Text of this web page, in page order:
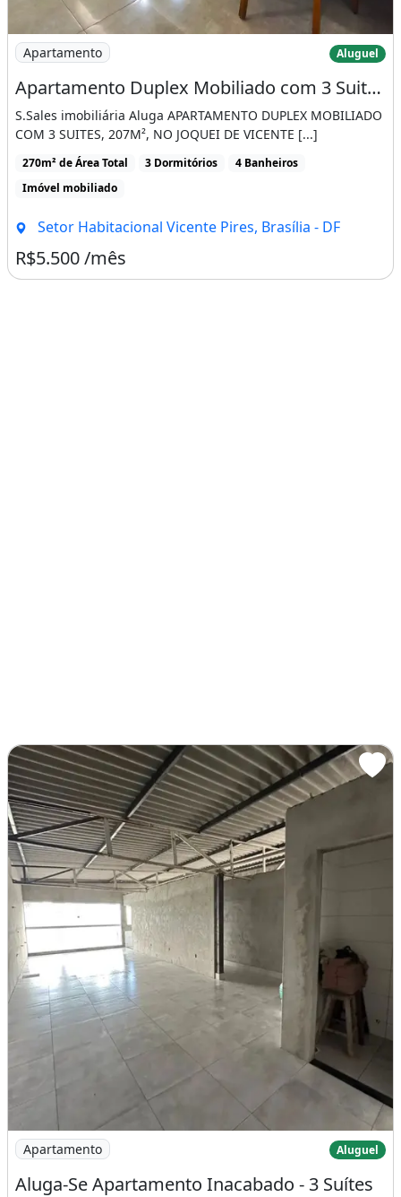
antes de assiná-lo.
0
6) Antes de se deslocar até a imobiliária,
certifique-se de que as chaves não estão
emprestadas.
Características do apartamento:
Piscina
Piscina Privativa
Piscina Infantil
Imagem: Apartamento Duplex Mobiliado com 3 Suites
Apartamento Aluguel
Apartamento Duplex Mobiliado com 3 Suites, 207M², no Joquei de Vicente Pires
S.Sales imobiliária Aluga APARTAMENTO DUPLEX MOBILIADO
COM 3 SUITES, 207M², NO JOQUEI DE VICENTE [...]
270m² de Área Total 3 Dormitórios
4 Banheiros
Imóvel mobiliado
Setor Habitacional Vicente Pires, Brasília - DF
R$5.500 /mês
Imagem: Aluga-Se Apartamento Inacabado - 3 Suítes
Apartamento Aluguel
Aluga-Se Apartamento Inacabado - 3 Suítes